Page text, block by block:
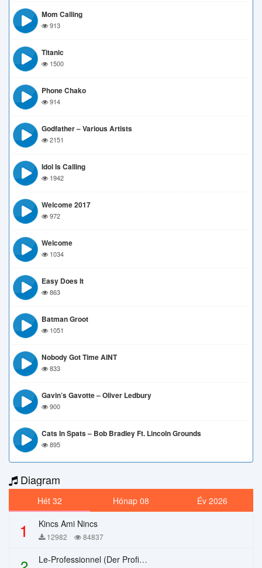
Mom Calling
913
Titanic
1500
Phone Chako
914
Godfather – Various Artists
2151
Idol Is Calling
1942
Welcome 2017
972
Welcome
1034
Easy Does It
863
Batman Groot
1051
Nobody Got Time AINT
833
Gavin’s Gavotte – Oliver Ledbury
900
Cats In Spats – Bob Bradley Ft. Lincoln Grounds
895
Diagram
Hét 32 Hónap 08 Év 2026
1 Kincs Ami Nincs
12982 84837
Le-Professionnel (Der Profi) – Chi Mai